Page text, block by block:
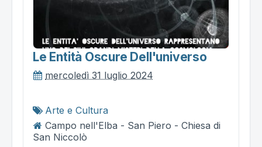
Le Entità Oscure Dell'universo
mercoledì 31 luglio 2024
Arte e Cultura
Campo nell'Elba - San Piero - Chiesa di
San Niccolò